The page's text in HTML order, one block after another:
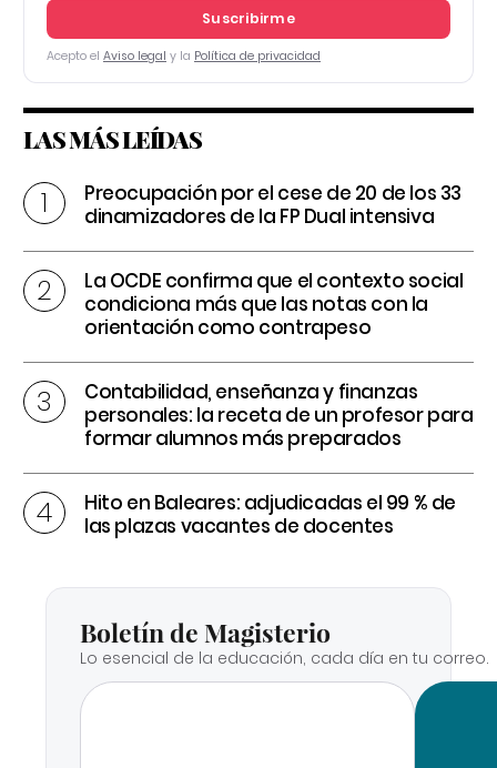
Suscribirme
Acepto el Aviso legal y la Política de privacidad
LAS MÁS LEÍDAS
Preocupación por el cese de 20 de los 33
dinamizadores de la FP Dual intensiva
La OCDE confirma que el contexto social
condiciona más que las notas con la
orientación como contrapeso
Contabilidad, enseñanza y finanzas
personales: la receta de un profesor para
formar alumnos más preparados
Hito en Baleares: adjudicadas el 99 % de
las plazas vacantes de docentes
Boletín de Magisterio
Lo esencial de la educación, cada día en tu correo.